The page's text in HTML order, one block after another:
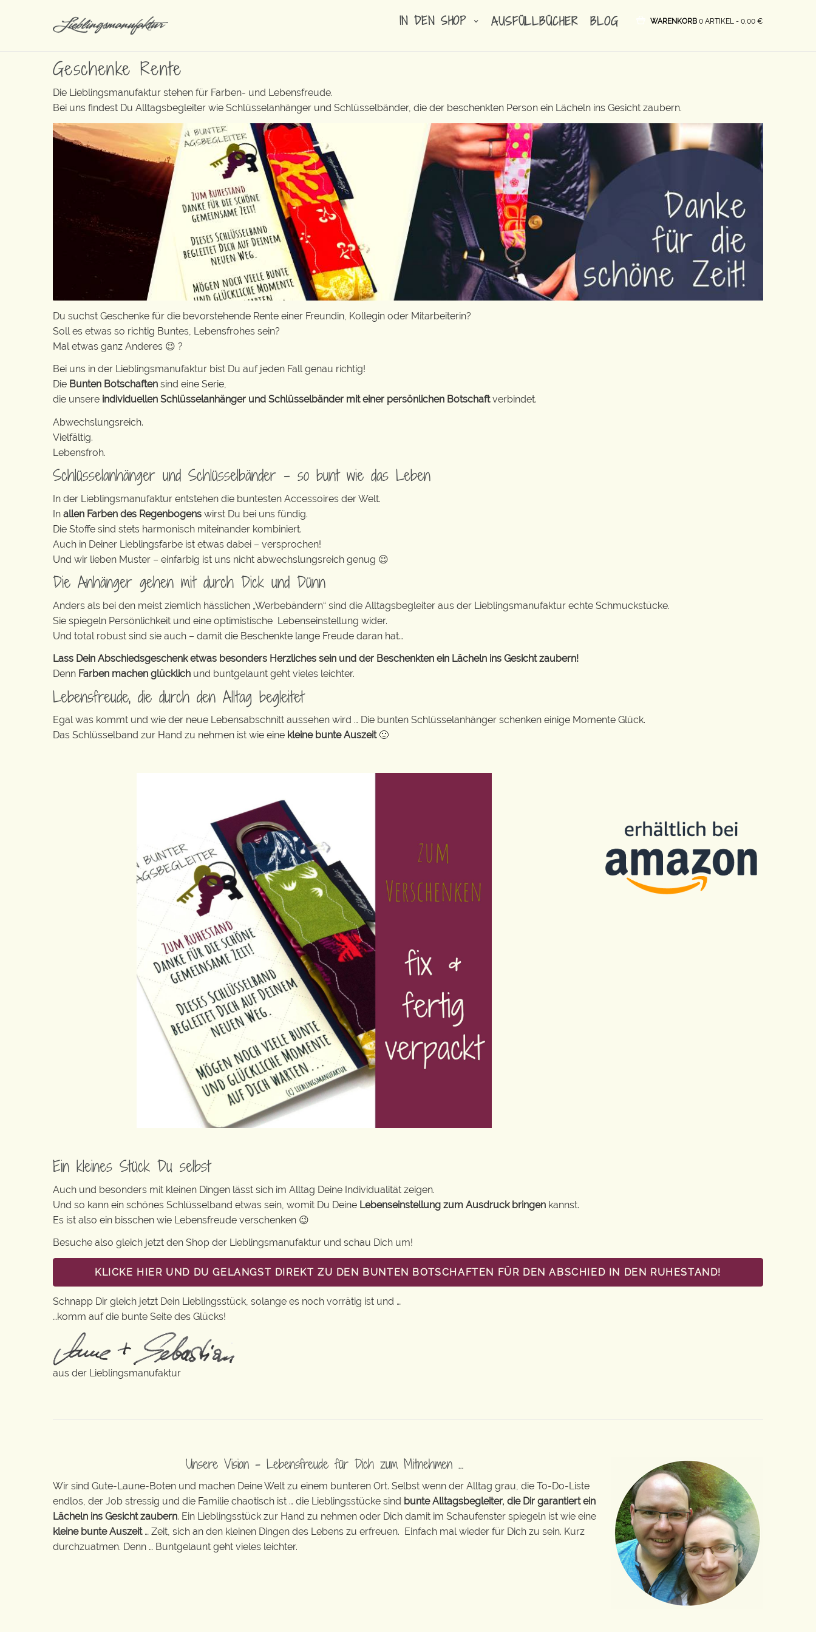
IN DEN SHOP AUSFÜLLBÜCHER BLOG WARENKORB 0 ARTIKEL - 0,00 €
Geschenke Rente
Die Lieblingsmanufaktur stehen für Farben- und Lebensfreude.
Bei uns findest Du Alltagsbegleiter wie Schlüsselanhänger und Schlüsselbänder, die der beschenkten Person ein Lächeln ins Gesicht zaubern.
Du suchst Geschenke für die bevorstehende Rente einer Freundin, Kollegin oder Mitarbeiterin?
Soll es etwas so richtig Buntes, Lebensfrohes sein?
Mal etwas ganz Anderes 😉 ?
Bei uns in der Lieblingsmanufaktur bist Du auf jeden Fall genau richtig!
Die Bunten Botschaften sind eine Serie,
die unsere individuellen Schlüsselanhänger und Schlüsselbänder mit einer persönlichen Botschaftverbindet.
Abwechslungsreich.
Vielfältig.
Lebensfroh.
Schlüsselanhänger und Schlüsselbänder – so bunt wie das Leben
In der Lieblingsmanufaktur entstehen die buntesten Accessoires der Welt.
In allen Farben des Regenbogens wirst Du bei uns fündig.
Die Stoffe sind stets harmonisch miteinander kombiniert.
Auch in Deiner Lieblingsfarbe ist etwas dabei – versprochen!
Und wir lieben Muster – einfarbig ist uns nicht abwechslungsreich genug 😉
Die Anhänger gehen mit durch Dick und Dünn
Anders als bei den meist ziemlich hässlichen „Werbebändern“ sind die Alltagsbegleiter aus der Lieblingsmanufaktur echte Schmuckstücke.
Sie spiegeln Persönlichkeit und eine optimistische Lebenseinstellung wider.
Und total robust sind sie auch – damit die Beschenkte lange Freude daran hat…
Lass Dein Abschiedsgeschenk etwas besonders Herzliches sein und der Beschenkten ein Lächeln ins Gesicht zaubern!
Denn Farben machen glücklich und buntgelaunt geht vieles leichter.
Lebensfreude, die durch den Alltag begleitet
Egal was kommt und wie der neue Lebensabschnitt aussehen wird … Die bunten Schlüsselanhänger schenken einige Momente Glück.
Das Schlüsselband zur Hand zu nehmen ist wie eine kleine bunte Auszeit🙂
Ein kleines Stück Du selbst
Auch und besonders mit kleinen Dingen lässt sich im Alltag Deine Individualität zeigen.
Und so kann ein schönes Schlüsselband etwas sein, womit Du Deine Lebenseinstellung zum Ausdruck bringen kannst.
Es ist also ein bisschen wie Lebensfreude verschenken 😉
Besuche also gleich jetzt den Shop der Lieblingsmanufaktur und schau Dich um!
KLICKE HIER UND DU GELANGST DIREKT ZU DEN BUNTEN BOTSCHAFTEN FÜR DEN ABSCHIED IN DEN RUHESTAND!
Schnapp Dir gleich jetzt Dein Lieblingsstück, solange es noch vorrätig ist und …
…komm auf die bunte Seite des Glücks!
aus der Lieblingsmanufaktur
Unsere Vision – Lebensfreude für Dich zum Mitnehmen …
Wir sind Gute-Laune-Boten und machen Deine Welt zu einem bunteren Ort. Selbst wenn der Alltag grau, die To-Do-Liste
endlos, der Job stressig und die Familie chaotisch ist … die Lieblingsstücke sind bunte Alltagsbegleiter, die Dir garantiert ein
Lächeln ins Gesicht zaubern. Ein Lieblingsstück zur Hand zu nehmen oder Dich damit im Schaufenster spiegeln ist wie eine
kleine bunte Auszeit… Zeit, sich an den kleinen Dingen des Lebens zu erfreuen. Einfach mal wieder für Dich zu sein. Kurz
durchzuatmen. Denn … Buntgelaunt geht vieles leichter.